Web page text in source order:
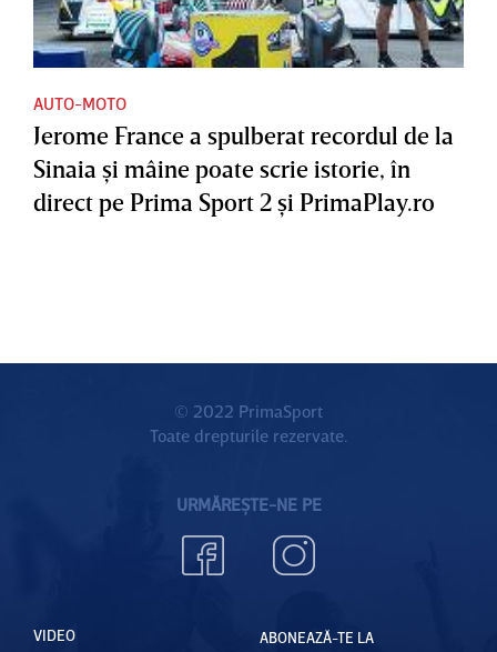
AUTO-MOTO
Jerome France a spulberat recordul de la
Sinaia şi mâine poate scrie istorie, în
direct pe Prima Sport 2 şi PrimaPlay.ro
© 2022 PrimaSport
Toate drepturile rezervate.
URMĂREȘTE-NE PE
VIDEO
ABONEAZĂ-TE LA